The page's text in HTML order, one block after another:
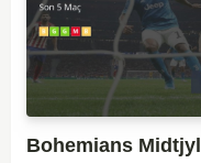
Bohemians